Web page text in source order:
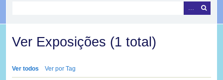
Ver Exposições (1 total)
Ver todos Ver por Tag